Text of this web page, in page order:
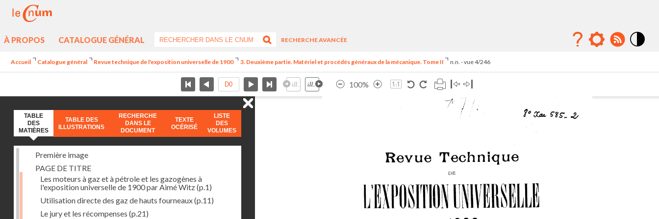
À PROPOS CATALOGUE GÉNÉRAL
RECHERCHE AVANCÉE
Accueil Catalogue général Revue technique de l'exposition universelle de 1900 3. Deuxième partie. Matériel et procédés généraux de la mécanique. Tome II n.n. - vue 4/246
100%
TABLE
DES
MATIÈRES
TABLE DES
ILLUSTRATIONS
RECHERCHE
DANS LE
DOCUMENT
TEXTE
OCÉRISÉ
LISTE
DES
VOLUMES
Première image
PAGE DE TITRE
Les moteurs à gaz et à pétrole et les gazogènes à
l'exposition universelle de 1900 par Aimé Witz(p.1)
Utilisation directe des gaz de hauts fourneaux(p.11)
Le jury et les récompenses (p.21)